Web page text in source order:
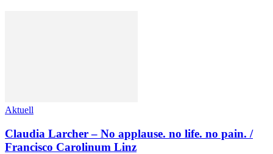
Aktuell
Claudia Larcher – No applause. no life. no pain. /
Francisco Carolinum Linz